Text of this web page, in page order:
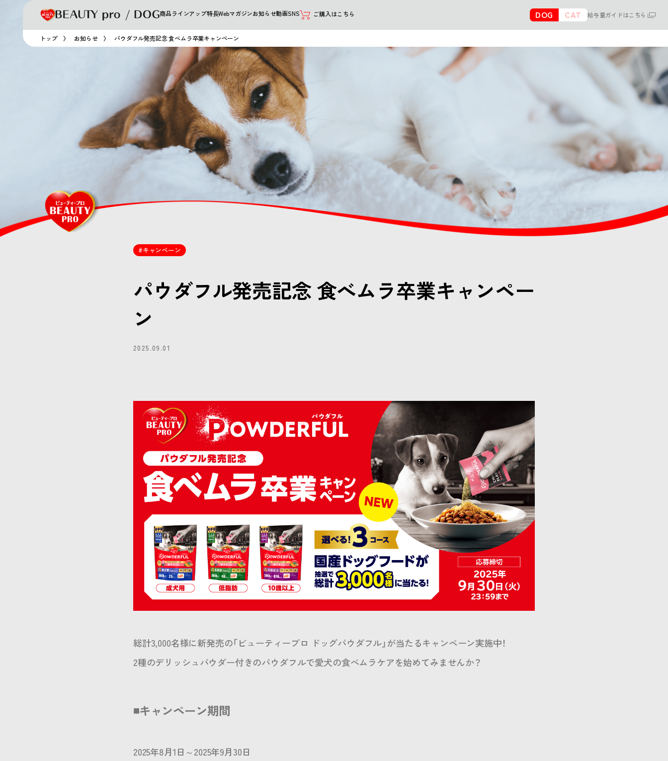
商品ラインアップ特長Webマガジンお知らせ動画SNS ご購入はこちら DOG CAT 給与量ガイドはこちら
トップ お知らせ パウダフル発売記念 食べムラ卒業キャンペーン
キャンペーン
パウダフル発売記念 食べムラ卒業キャンペー
ン
2025.09.01
総計3,000名様に新発売の「ビューティープロ ドッグパウダフル」が当たるキャンペーン実施中！
2種のデリッシュパウダー付きのパウダフルで愛犬の食べムラケアを始めてみませんか？
◾️キャンペーン期間
2025年8月1日～2025年9月30日